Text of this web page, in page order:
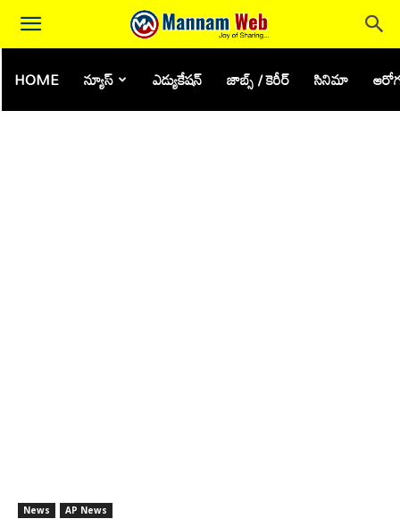
HOME న్యూస్ ఎడ్యుకేషన్ జాబ్స్ / కెరీర్ సినిమా
News AP News